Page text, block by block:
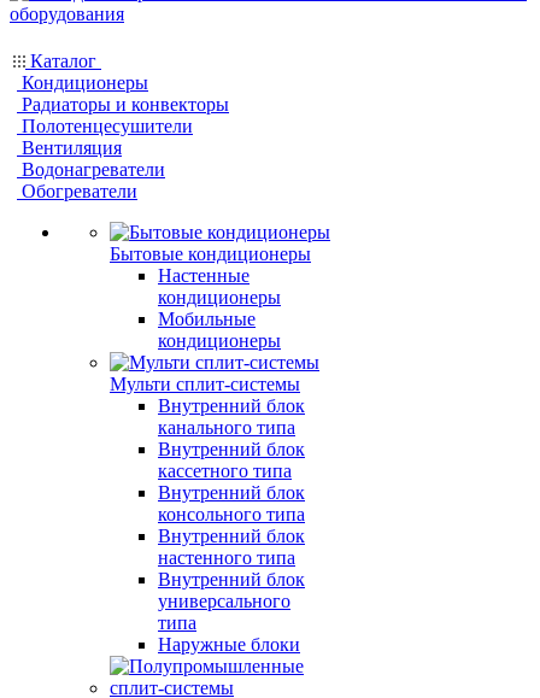
Каталог
Кондиционеры
Радиаторы и конвекторы
Полотенцесушители
Вентиляция
Водонагреватели
Обогреватели
Бытовые кондиционеры
Настенные
кондиционеры
Мобильные
кондиционеры
Мульти сплит-системы
Внутренний блок
канального типа
Внутренний блок
кассетного типа
Внутренний блок
консольного типа
Внутренний блок
настенного типа
Внутренний блок
универсального
типа
Наружные блоки